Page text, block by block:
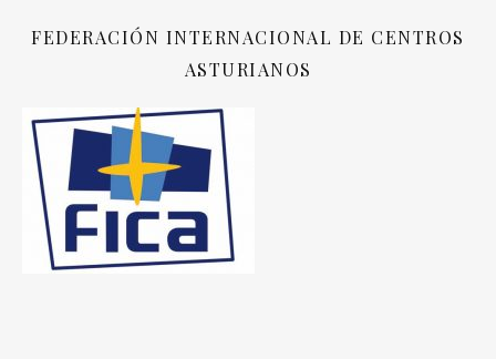
FEDERACIÓN INTERNACIONAL DE CENTROS
ASTURIANOS